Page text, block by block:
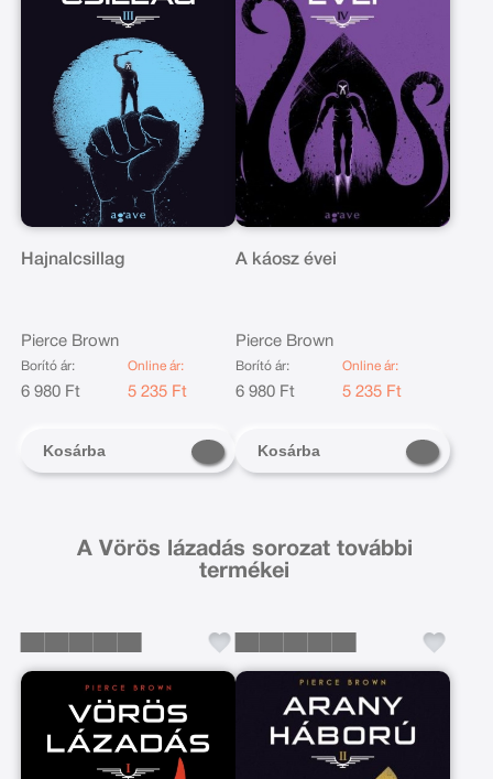
Hajnalcsillag
Pierce Brown
Borító ár:
6 980 Ft
Online ár:
5 235 Ft
Kosárba
A káosz évei
Pierce Brown
Borító ár:
6 980 Ft
Online ár:
5 235 Ft
Kosárba
A Vörös lázadás sorozat további
termékei